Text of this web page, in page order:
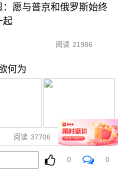
：愿与普京和俄罗斯始终
起
阅读 21986
何为
阅读 37706 01-08
：若输中期选举，我可能
0 0